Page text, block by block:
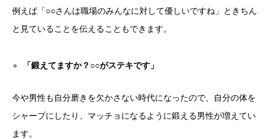
例えば「○○さんは職場のみんなに対して優しいですね」ときちん
と見ていることを伝えることもできます。
「鍛えてますか？○○がステキです」
今や男性も自分磨きを欠かさない時代になったので、自分の体を
シャープにしたり、マッチョになるように鍛える男性が増えてい
ます。